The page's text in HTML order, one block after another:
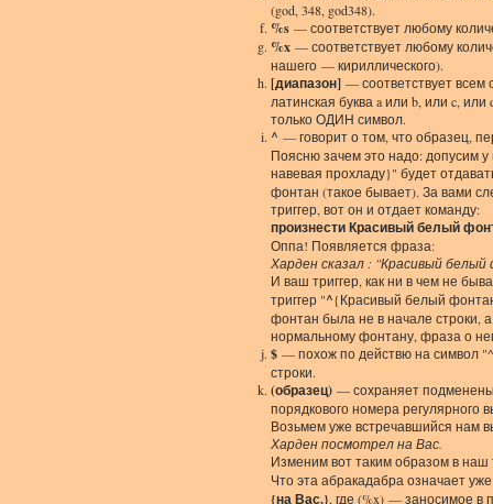
(god, 348, god348).
%s — соответствует любому
%x — соответствует любому
нашего — кириллического).
[диапазон] — соответствует
латинская буква a или b, или c,
только ОДИН символ.
^ — говорит о том, что образец,
Поясню зачем это надо: допусим
навевая прохладу}" будет
фонтан (такое бывает). За вами
триггер, вот он и отдает команду:
произнести Красивый белый
Оппа! Появляется фраза:
Харден сказал : "Красивый
И ваш триггер, как ни в чем не
триггер "^{Красивый белый
фонтан была не в начале строки,
нормальному фонтану, фраза о
$ — похож по действю на символ
строки.
(образец) — сохраняет
порядкового номера регулярного
Возьмем уже встречавшийся
Харден посмотрел на Вас.
Изменим вот таким образом в наш
Что эта абракадабра означает
{на Вас.}, где (%x) — заносимое в